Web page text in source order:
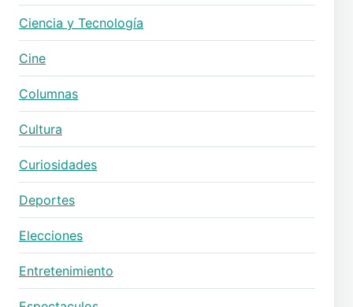
Ciencia y Tecnología
Cine
Columnas
Cultura
Curiosidades
Deportes
Elecciones
Entretenimiento